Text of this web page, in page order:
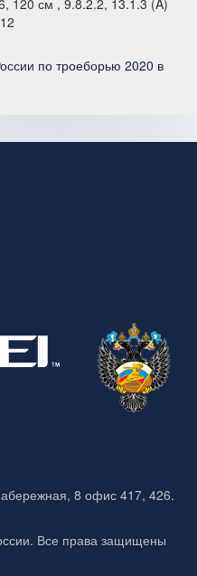
120 см , 9.8.2.2, 13.1.3 (A) -
по троеборью 2020 в
8 офис 417, 426.
Все права защищены